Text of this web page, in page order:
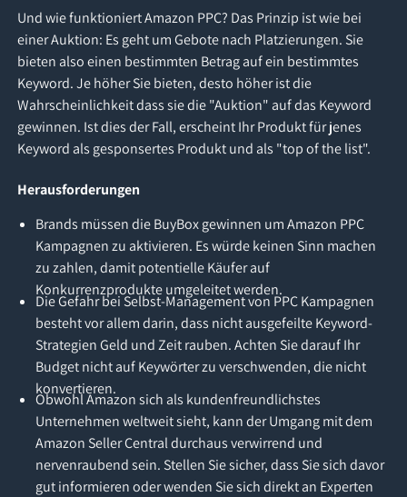
Und wie funktioniert Amazon PPC? Das Prinzip ist wie bei
einer Auktion: Es geht um Gebote nach Platzierungen. Sie
bieten also einen bestimmten Betrag auf ein bestimmtes
Keyword. Je höher Sie bieten, desto höher ist die
Wahrscheinlichkeit dass sie die "Auktion" auf das Keyword
gewinnen. Ist dies der Fall, erscheint Ihr Produkt für jenes
Keyword als gesponsertes Produkt und als "top of the list".
Herausforderungen
Brands müssen die BuyBox gewinnen um Amazon PPC
Kampagnen zu aktivieren. Es würde keinen Sinn machen
zu zahlen, damit potentielle Käufer auf
Konkurrenzprodukte umgeleitet werden.
Die Gefahr bei Selbst-Management von PPC Kampagnen
besteht vor allem darin, dass nicht ausgefeilte Keyword-
Strategien Geld und Zeit rauben. Achten Sie darauf Ihr
Budget nicht auf Keywörter zu verschwenden, die nicht
konvertieren.
Obwohl Amazon sich als kundenfreundlichstes
Unternehmen weltweit sieht, kann der Umgang mit dem
Amazon Seller Central durchaus verwirrend und
nervenraubend sein. Stellen Sie sicher, dass Sie sich davor
gut informieren oder wenden Sie sich direkt an Experten